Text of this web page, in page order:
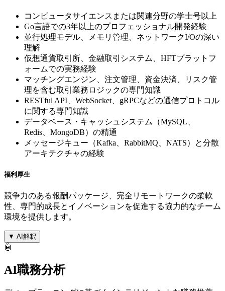
コンピュータサイエンスまたは関連分野の学士号以上
Go言語での3年以上のプロフェッショナル開発経験
並行処理モデル、メモリ管理、ネットワークI/Oの深い
理解
仮想通貨取引所、金融取引システム、HFTプラットフ
ォームでの実務経験
マッチングエンジン、注文管理、資金決済、リスク管
理を含む取引業務ロジックの専門知識
RESTful API、WebSocket、gRPCなどの通信プロトコル
に関する専門知識
データベース・キャッシュシステム（MySQL、
Redis、MongoDB）の精通
メッセージキュー（Kafka、RabbitMQ、NATS）と分散
アーキテクチャの経験
福利厚生
競争力のある報酬パッケージ、完全リモートワークの柔軟
性、専門的成長とイノベーションを促進する協力的なチーム
環境を提供します。
▼ AI解釈
🤖
AI職務分析